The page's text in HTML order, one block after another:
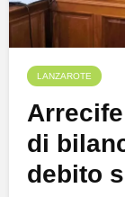
LANZAROTE
di
debito